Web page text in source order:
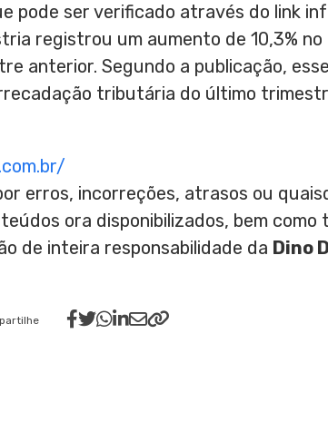
pode ser verificado através do link
registrou um aumento de 10,3%
anterior. Segundo a publicação,
tributária do último
erros, incorreções, atrasos ou
ora disponibilizados, bem como
de inteira responsabilidade da Dino